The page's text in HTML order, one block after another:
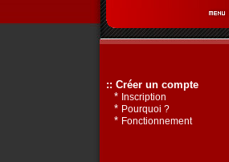
:: Créer un compte
* Inscription
* Pourquoi ?
* Fonctionnement